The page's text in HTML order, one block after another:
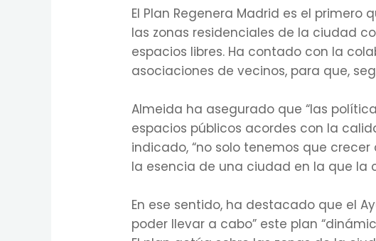
El Plan Regenera Madrid es el
las zonas residenciales de la ciudad
espacios libres. Ha contado con la
asociaciones de vecinos, para que,
Almeida ha asegurado que “las
espacios públicos acordes con la
indicado, “no solo tenemos que
la esencia de una ciudad en la que la
En ese sentido, ha destacado que el
poder llevar a cabo” este plan